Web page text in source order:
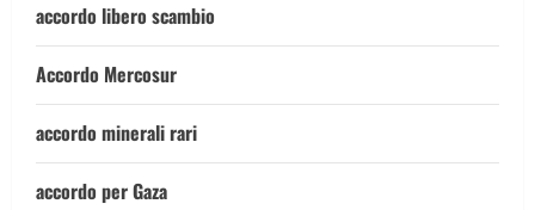
accordo libero scambio
Accordo Mercosur
accordo minerali rari
accordo per Gaza